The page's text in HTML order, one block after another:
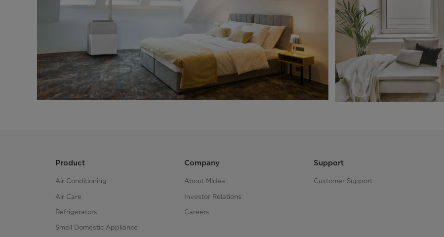
Product
Air Conditioning
Air Care
Refrigerators
Small Domestic Appliance
Company
About Midea
Investor Relations
Careers
Support
Customer Support